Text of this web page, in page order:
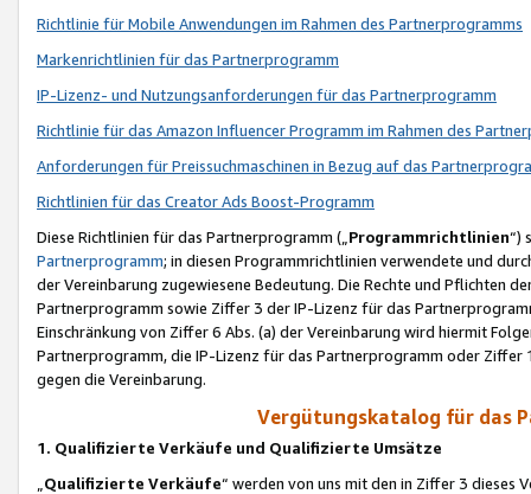
Richtlinie für Mobile Anwendungen im Rahmen des Partnerprogramms
Markenrichtlinien für das Partnerprogramm
IP-Lizenz- und Nutzungsanforderungen für das Partnerprogramm
Richtlinie für das Amazon Influencer Programm im Rahmen des
Anforderungen für Preissuchmaschinen in Bezug auf das
Richtlinien für das Creator Ads Boost-Programm
Diese Richtlinien für das Partnerprogramm („Programmrichtlinien“)
Partnerprogramm; in diesen Programmrichtlinien verwendete und
der Vereinbarung zugewiesene Bedeutung. Die Rechte und Pflichten
Partnerprogramm sowie Ziffer 3 der IP-Lizenz für das
Einschränkung von Ziffer 6 Abs. (a) der Vereinbarung wird hiermit
Partnerprogramm, die IP-Lizenz für das Partnerprogramm oder
gegen die Vereinbarung.
Vergütungskatalog für das
1. Qualifizierte Verkäufe und Qualifizierte Umsätze
Qualifizierte Verkäufe“ werden von uns mit den in Ziffer 3